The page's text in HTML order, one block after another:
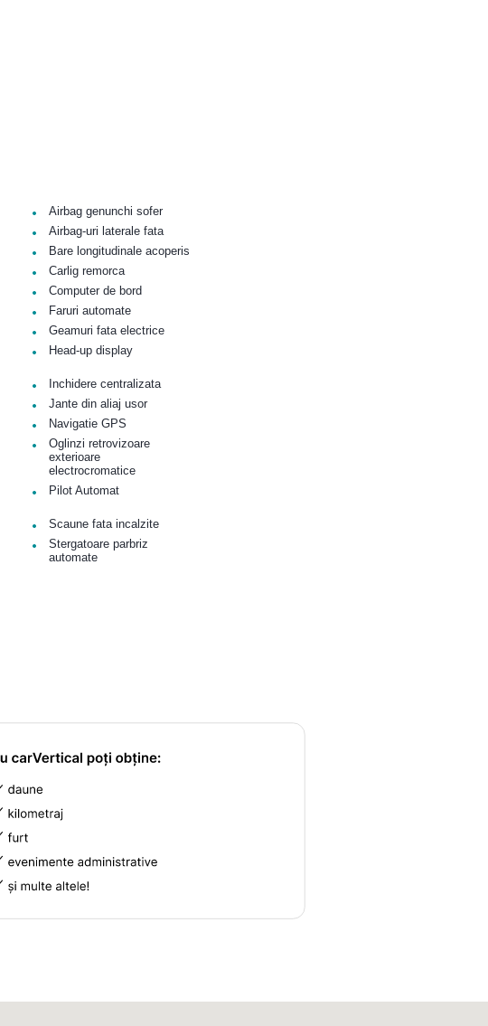
• Airbag genunchi sofer
• Airbag-uri laterale fata
• Bare longitudinale acoperis
• Carlig remorca
• Computer de bord
• Faruri automate
• Geamuri fata electrice
• Head-up display
• Inchidere centralizata
• Jante din aliaj usor
• Navigatie GPS
•
Oglinzi retrovizoare
exterioare
electrocromatice
• Pilot Automat
• Scaune fata incalzite
•
Stergatoare parbriz
automate